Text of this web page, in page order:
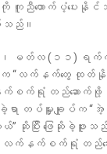
းကို ကူညီထောက်ပံ့ပေးနိုင်
စ်သည်။
မတ်လ (၁၁) ရက်က
“လက်နက်တွေ ထုတ်
စက်ရုံ တည်ဆောက်ဖို့ စီ
ြန်းခဲ့ရာ တပ်မှူးချုပ်
ဆိုပြီး ဖြေဆိုခဲ့ဖူး
က်နက်စက်ရုံ တည်ဆောက်